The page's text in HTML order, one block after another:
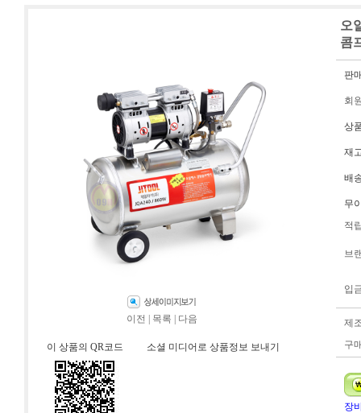
이전 목록 다음
이 상품의 QR코드 소셜 미디어로 상품정보 보내기
오
콤
판
회
상
재
배
무
적
브
입
제
구
장